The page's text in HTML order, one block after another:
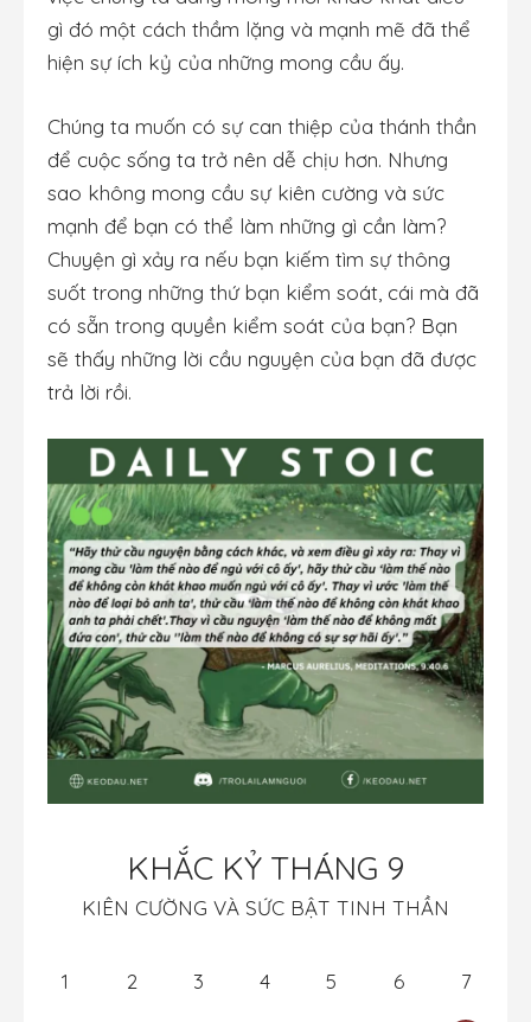
gì đó một cách thầm lặng và mạnh mẽ đã thể
hiện sự ích kỷ của những mong cầu ấy.
Chúng ta muốn có sự can thiệp của thánh thần
để cuộc sống ta trở nên dễ chịu hơn. Nhưng
sao không mong cầu sự kiên cường và sức
mạnh để bạn có thể làm những gì cần làm?
Chuyện gì xảy ra nếu bạn kiếm tìm sự thông
suốt trong những thứ bạn kiểm soát, cái mà đã
có sẵn trong quyền kiểm soát của bạn? Bạn
sẽ thấy những lời cầu nguyện của bạn đã được
trả lời rồi.
KHẮC KỶ THÁNG 9
KIÊN CƯỜNG VÀ SỨC BẬT TINH THẦN
1 2 3 4 5 6 7